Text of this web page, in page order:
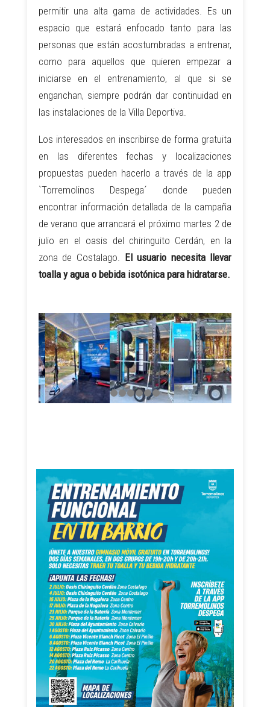
permitir una alta gama de actividades. Es un
espacio que estará enfocado tanto para las
personas que están acostumbradas a entrenar,
como para aquellos que quieren empezar a
iniciarse en el entrenamiento, al que si se
enganchan, siempre podrán dar continuidad en
las instalaciones de la Villa Deportiva.
Los interesados en inscribirse de forma gratuita
en las diferentes fechas y localizaciones
propuestas pueden hacerlo a través de la app
`Torremolinos Despega´ donde pueden
encontrar información detallada de la campaña
de verano que arrancará el próximo martes 2 de
julio en el oasis del chiringuito Cerdán, en la
zona de Costalago. El usuario necesita llevar
toalla y agua o bebida isotónica para hidratarse.